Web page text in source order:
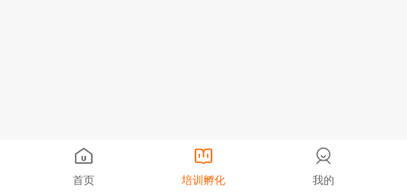
首页 培训孵化 我的